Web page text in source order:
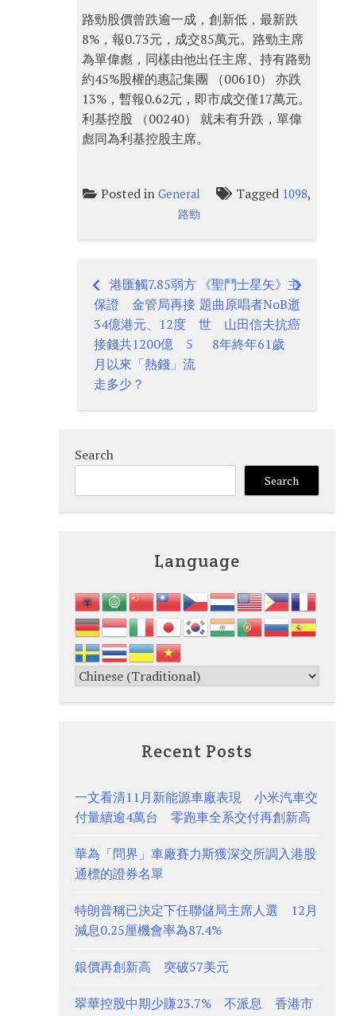
路勁股價曾跌逾一成，創新低，最新跌
8%，報0.73元，成交85萬元。路勁主席
為單偉彪，同樣由他出任主席、持有路勁
約45%股權的惠記集團 （00610） 亦跌
13%，暫報0.62元，即市成交僅17萬元。
利基控股 （00240） 就未有升跌，單偉
彪同為利基控股主席。
Posted inGeneral Tagged 1098,
路勁
Post
navigation
港匯觸7.85弱方
保證 金管局再接
34億港元、12度
接錢共1200億 5
月以來「熱錢」流
走多少？
《聖鬥士星矢》主
題曲原唱者NoB逝
世 山田信夫抗癌
8年終年61歲
Search
Search
Language
Recent Posts
一文看清11月新能源車廠表現 小米汽車交
付量續逾4萬台 零跑車全系交付再創新高
華為「問界」車廠賽力斯獲深交所調入港股
通標的證券名單
特朗普稱已決定下任聯儲局主席人選 12月
減息0.25厘機會率為87.4%
銀價再創新高 突破57美元
翠華控股中期少賺23.7% 不派息 香港市